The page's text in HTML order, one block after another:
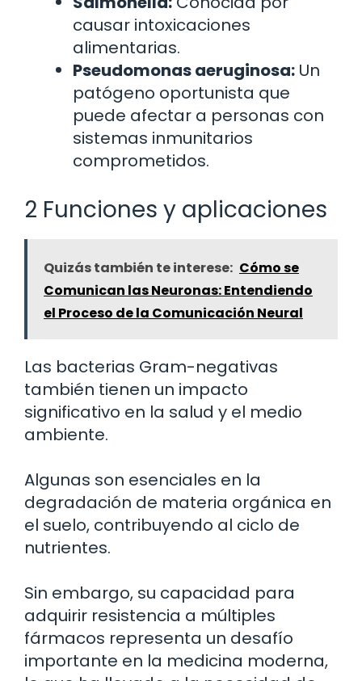
causar intoxicaciones
alimentarias.
Pseudomonas aeruginosa: Un
patógeno oportunista que
puede afectar a personas con
sistemas inmunitarios
comprometidos.
2 Funciones y aplicaciones
Quizás también te interese: Cómo se
Comunican las Neuronas: Entendiendo
el Proceso de la Comunicación Neural
Las bacterias Gram-negativas
también tienen un impacto
significativo en la salud y el medio
ambiente.
Algunas son esenciales en la
degradación de materia orgánica en
el suelo, contribuyendo al ciclo de
nutrientes.
Sin embargo, su capacidad para
adquirir resistencia a múltiples
fármacos representa un desafío
importante en la medicina moderna,